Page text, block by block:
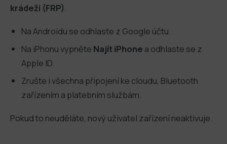
krádeži (FRP)
Na Androidu se odhlaste z Google účtu.
Na iPhonu vypněte Najít iPhone a odhlaste se z
Apple ID.
Zrušte i všechna připojení ke cloudu, Bluetooth
zařízením a platebním službám.
Pokud to neuděláte, nový uživatel zařízení neaktivuje.